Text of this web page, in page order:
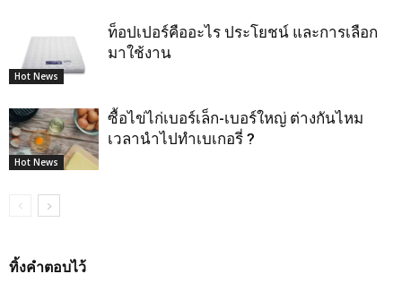
Hot News
ท็อปเปอร์คืออะไร ประโยชน์ และการเลือก
มาใช้งาน
Hot News
ซื้อไข่ไก่เบอร์เล็ก-เบอร์ใหญ่ ต่างกันไหม
เวลานำไปทำเบเกอรี่ ?
ทิ้งคำตอบไว้